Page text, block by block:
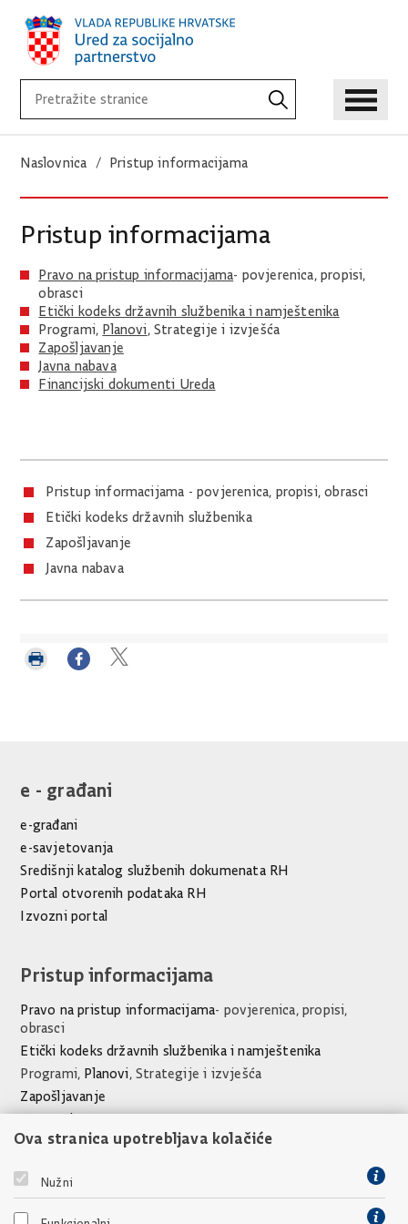
Naslovnica Pristup informacijama
Pristup informacijama
Pravo na pristup informacijama- povjerenica, propisi,
obrasci
Etički kodeks državnih službenika i namještenika
Programi, Planovi, Strategije i izvješća
Zapošljavanje
Javna nabava
Financijski dokumenti Ureda
Pristup informacijama - povjerenica, propisi, obrasci
Etički kodeks državnih službenika
Zapošljavanje
Javna nabava
e - građani
e-građani
e-savjetovanja
Središnji katalog službenih dokumenata RH
Portal otvorenih podataka RH
Izvozni portal
Pristup informacijama
Pravo na pristup informacijama- povjerenica, propisi,
obrasci
Etički kodeks državnih službenika i namještenika
Programi, Planovi, Strategije i izvješća
Zapošljavanje
Javna nabava
Financijski dokumenti Ureda
Poveznice
Vlada Republike Hrvatske
Ova stranica upotrebljava kolačiće
Nužni